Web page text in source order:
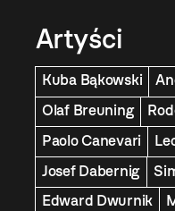
Artyści
Kuba Bąkowski
Olaf Breuning
Paolo Canevari
Josef Dabernig
Edward Dwurnik